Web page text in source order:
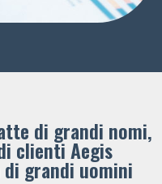
di grandi nomi,
clienti ​Aegis
grandi uomini